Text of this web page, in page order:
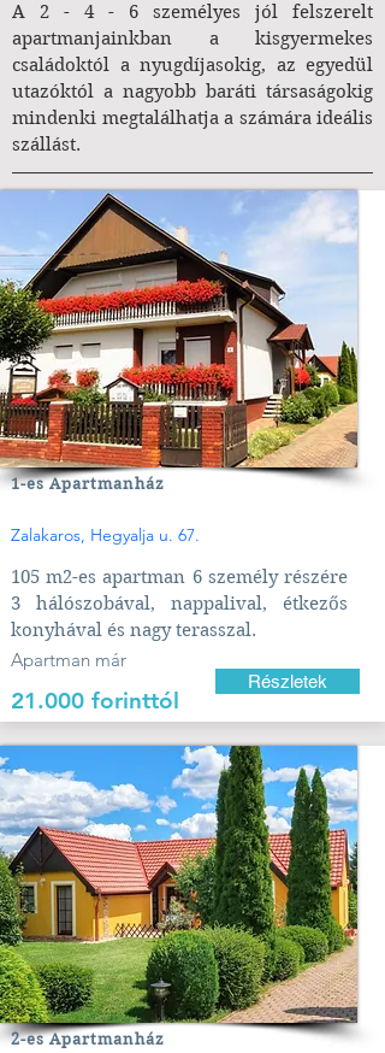
A 2 - 4 - 6 személyes jól felszerelt
apartmanjainkban a kisgyermekes
családoktól a nyugdíjasokig, az egyedül
utazóktól a nagyobb baráti társaságokig
mindenki megtalálhatja a számára ideális
szállást.
1-es Apartmanház
Zalakaros, Hegyalja u. 67.
105 m2-es apartman 6 személy részére
3 hálószobával, nappalival, étkezős
konyhával és nagy terasszal.
Apartman már
21.000 forinttól
Részletek
2-es Apartmanház